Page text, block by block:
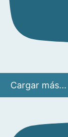
Cargar más...